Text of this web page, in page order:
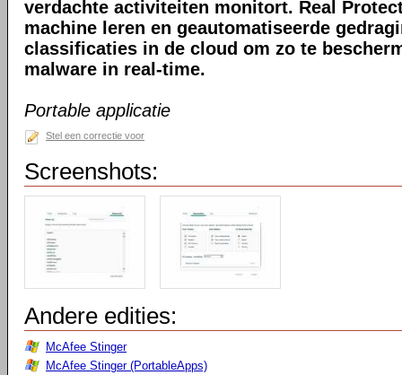
verdachte activiteiten monitort. Real
machine leren en geautomatiseerde
classificaties in de cloud om zo te
malware in real-time.
Portable applicatie
Stel een correctie voor
Screenshots:
Andere edities:
McAfee Stinger
McAfee Stinger (PortableApps)